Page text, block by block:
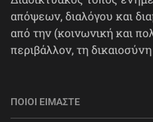
απόψεων, διαλόγου και
από την (κοινωνική και
περιβάλλον, τη
ΠΟΙΟΙ ΕΊΜΑΣΤΕ